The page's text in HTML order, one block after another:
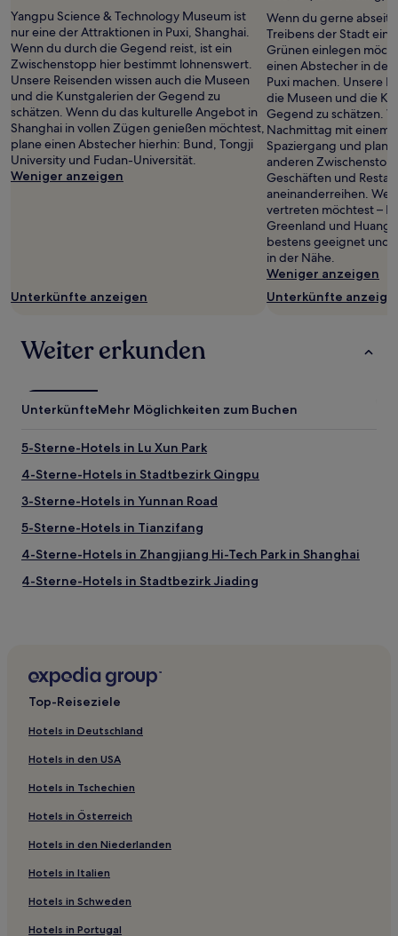
Yangpu Science & Technology Museum ist
nur eine der Attraktionen in Puxi, Shanghai.
Wenn du durch die Gegend reist, ist ein
Zwischenstopp hier bestimmt lohnenswert.
Unsere Reisenden wissen auch die Museen
und die Kunstgalerien der Gegend zu
schätzen. Wenn du das kulturelle Angebot in
Shanghai in vollen Zügen genießen möchtest,
plane einen Abstecher hierhin: Bund, Tongji
University und Fudan-Universität.
Weniger anzeigen
Unterkünfte anzeigen
Wenn du gerne
Treibens der Stadt
Grünen einlegen
einen Abstecher in
Puxi machen. Unsere
die Museen und die
Gegend zu schätzen.
Nachmittag mit einem
Spaziergang und
anderen
Geschäften und
aneinanderreihen.
vertreten möchtest –
Greenland und
bestens geeignet und
in der Nähe.
Weniger anzeigen
Unterkünfte
Weiter erkunden
UnterkünfteMehr Möglichkeiten zum Buchen
5-Sterne-Hotels in Lu Xun Park
4-Sterne-Hotels in Stadtbezirk Qingpu
3-Sterne-Hotels in Yunnan Road
5-Sterne-Hotels in Tianzifang
4-Sterne-Hotels in Zhangjiang Hi-Tech Park in Shanghai
4-Sterne-Hotels in Stadtbezirk Jiading
Aparthotels in Shanghai
Aparthotels in Changning
Aparthotels in Jingan Villas
Aparthotels in Yunnan Road
Hutai: Hotels
Hotels nahe Platz des Volkes
Hotels nahe U-Bahn-Station Shanghai Circus World
Hotels nahe U-Bahn-Station Lujiazui
Hotels nahe City God Temple
Hotels nahe Shanghai Tunnel Science & Technology
Top-Reiseziele
Hotels in Deutschland
Hotels in den USA
Hotels in Tschechien
Hotels in Österreich
Hotels in den Niederlanden
Hotels in Italien
Hotels in Schweden
Hotels in Portugal